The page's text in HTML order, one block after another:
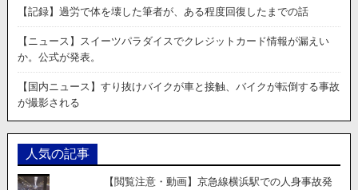
【記録】過労で体を壊した筆者が、ある程度回復したまでの話
【ニュース】スイーツパラダイスでクレジットカード情報が漏えい
か。公式が発表。
【国内ニュース】すり抜けバイクが車と接触、バイクが転倒する事故
が撮影される
人気の記事
【閲覧注意・動画】京急線横浜駅での人身事故発